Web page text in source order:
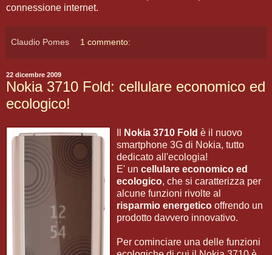
connessione internet.
Claudio Pomes 1 commento:
22 dicembre 2009
Nokia 3710 Fold: cellulare economico ed
ecologico!
Nokia 3710 Fold è il nuovo
smartphone 3G di Nokia, tutto
dedicato all'ecologia!
E' un cellulare economico ed
ecologico, che si caratterizza per
alcune funzioni rivolte al
risparmio energetico offrendo un
prodotto davvero innovativo.
Per cominciare una delle funzioni